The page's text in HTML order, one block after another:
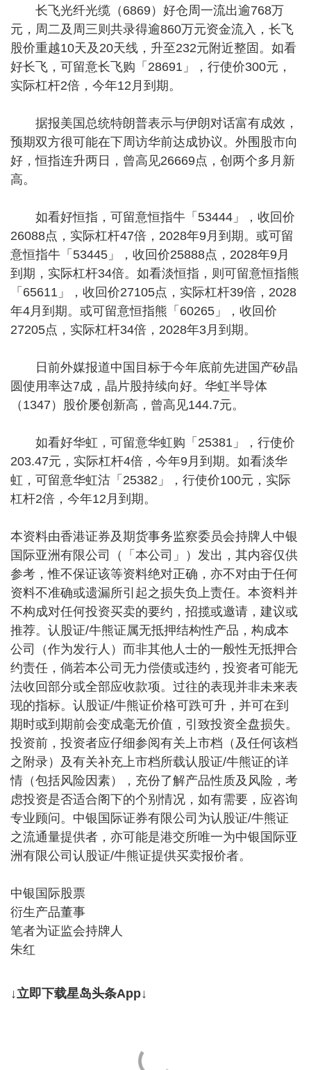
长飞光纤光缆（6869）好仓周一流出逾768万
元，周二及周三则共录得逾860万元资金流入，长飞
股价重越10天及20天线，升至232元附近整固。如看
好长飞，可留意长飞购「28691」，行使价300元，
实际杠杆2倍，今年12月到期。
据报美国总统特朗普表示与伊朗对话富有成效，
预期双方很可能在下周访华前达成协议。外围股市向
好，恒指连升两日，曾高见26669点，创两个多月新
高。
如看好恒指，可留意恒指牛「53444」，收回价
26088点，实际杠杆47倍，2028年9月到期。或可留
意恒指牛「53445」，收回价25888点，2028年9月
到期，实际杠杆34倍。如看淡恒指，则可留意恒指熊
「65611」，收回价27105点，实际杠杆39倍，2028
年4月到期。或可留意恒指熊「60265」，收回价
27205点，实际杠杆34倍，2028年3月到期。
日前外媒报道中国目标于今年底前先进国产矽晶
圆使用率达7成，晶片股持续向好。华虹半导体
（1347）股价屡创新高，曾高见144.7元。
如看好华虹，可留意华虹购「25381」，行使价
203.47元，实际杠杆4倍，今年9月到期。如看淡华
虹，可留意华虹沽「25382」，行使价100元，实际
杠杆2倍，今年12月到期。
本资料由香港证券及期货事务监察委员会持牌人中银
国际亚洲有限公司（「本公司」）发出，其内容仅供
参考，惟不保证该等资料绝对正确，亦不对由于任何
资料不准确或遗漏所引起之损失负上责任。本资料并
不构成对任何投资买卖的要约，招揽或邀请，建议或
推荐。认股证/牛熊证属无抵押结构性产品，构成本
公司（作为发行人）而非其他人士的一般性无抵押合
约责任，倘若本公司无力偿债或违约，投资者可能无
法收回部分或全部应收款项。过往的表现并非未来表
现的指标。认股证/牛熊证价格可跌可升，并可在到
期时或到期前会变成毫无价值，引致投资全盘损失。
投资前，投资者应仔细参阅有关上市档（及任何该档
之附录）及有关补充上市档所载认股证/牛熊证的详
情（包括风险因素），充份了解产品性质及风险，考
虑投资是否适合阁下的个别情况，如有需要，应咨询
专业顾问。中银国际证券有限公司为认股证/牛熊证
之流通量提供者，亦可能是港交所唯一为中银国际亚
洲有限公司认股证/牛熊证提供买卖报价者。
中银国际股票
衍生产品董事
笔者为证监会持牌人
朱红
↓立即下载星岛头条App↓